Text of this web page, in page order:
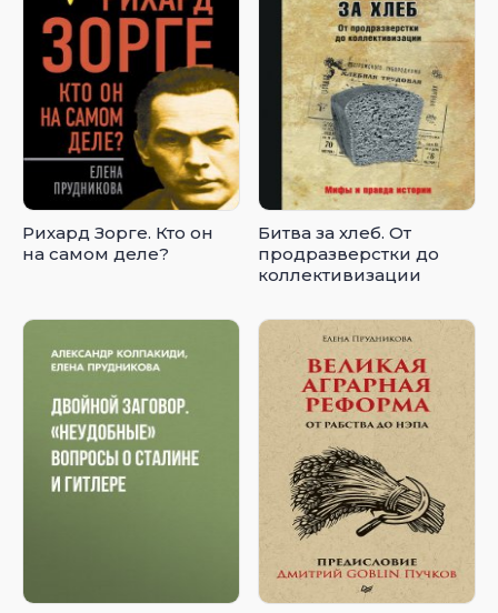
Рихард Зорге. Кто он
на самом деле?
Битва за хлеб. От
продразверстки до
коллективизации